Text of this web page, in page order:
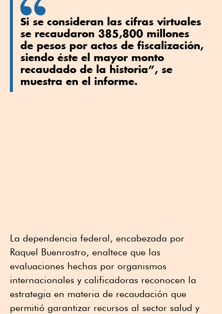
Si se consideran las cifras virtuales
se recaudaron 385,800 millones
de pesos por actos de fiscalización,
siendo éste el mayor monto
recaudado de la historia”, se
muestra en el informe.
La dependencia federal, encabezada por
Raquel Buenrostro, enaltece que las
evaluaciones hechas por organismos
internacionales y calificadoras reconocen la
estrategia en materia de recaudación que
permitió garantizar recursos al sector salud y